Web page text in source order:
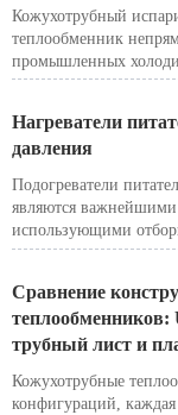
Кожухотрубный
теплообменник
промышленных
технологического
Нагреватели
давления
Подогреватели
являются важнейшими
использующими
Благодаря этому они
экономической
электроэнергии.
Сравнение
теплообменников:
трубный лист и
Кожухотрубные
конфигураций,